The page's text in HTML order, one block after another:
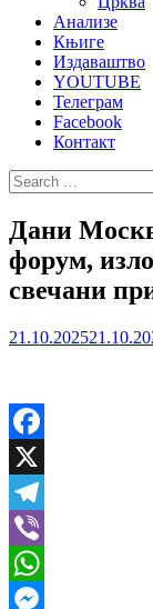
Анализе
Књиге
Издаваштво
YOUTUBE
Телеграм
Facebook
Контакт
Search
for:
Дани
форум,
свечани
21.10.2025
Facebook
X
Telegram
Viber
WhatsApp